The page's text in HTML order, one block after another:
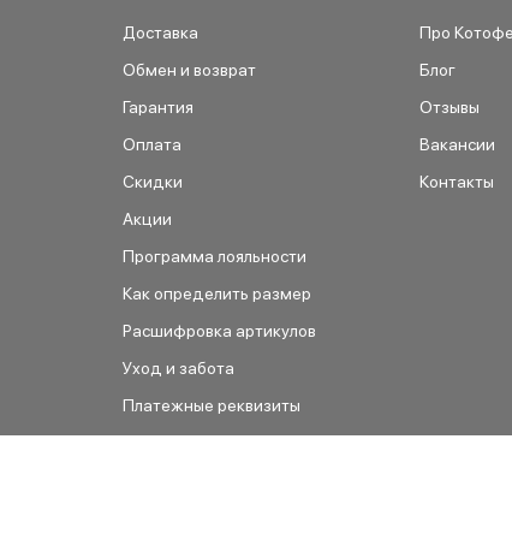
Доставка
Обмен и возврат
Гарантия
Оплата
Скидки
Акции
Программа лояльности
Как определить размер
Расшифровка артикулов
Уход и забота
Платежные реквизиты
Про
Блог
Отзывы
Вакансии
Контакты